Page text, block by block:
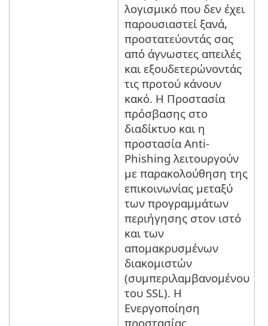
λογισμικό που δεν έχει
παρουσιαστεί ξανά,
προστατεύοντάς σας
από άγνωστες απειλές
και εξουδετερώνοντάς
τις προτού κάνουν
κακό. Η Προστασία
πρόσβασης στο
διαδίκτυο και η
προστασία Anti-
Phishing λειτουργούν
με παρακολούθηση της
επικοινωνίας μεταξύ
των προγραμμάτων
περιήγησης στον ιστό
και των
απομακρυσμένων
διακομιστών
(συμπεριλαμβανομένου
του SSL). Η
Ενεργοποίηση
προστασίας